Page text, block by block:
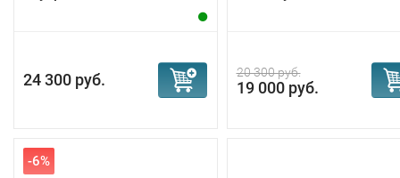
24 300 руб. 20 300 руб.
19 000 руб.
-6%